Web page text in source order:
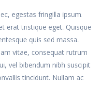
egestas fringilla ipsum.
erat tristique eget. Quisque
quis sed massa.
vitae, consequat rutrum
vel bibendum nibh suscipit
tincidunt. Nullam ac